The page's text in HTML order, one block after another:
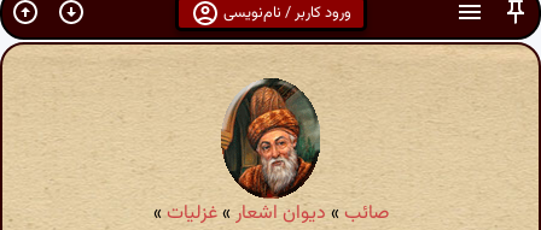
ورود کاربر / نام‌نویسی
صائب »دیوان اشعار»غزلیات»